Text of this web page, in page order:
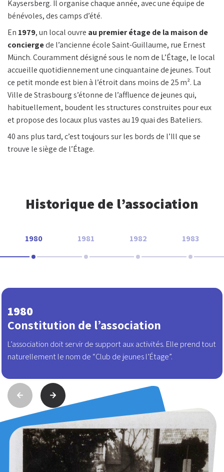
Kaysersberg. Il organise chaque année, avec une équipe de
bénévoles, des camps d’été.
En 1979, un local ouvre au premier étage de la maison de
conciergede l’ancienne école Saint-Guillaume, rue Ernest
Münch. Couramment désigné sous le nom de L’Étage, le local
accueille quotidiennement une cinquantaine de jeunes. Tout
ce petit monde est bien à l’étroit dans moins de 25 m². La
Ville de Strasbourg s’étonne de l’affluence de jeunes qui,
habituellement, boudent les structures construites pour eux
et propose des locaux plus vastes au 19 quai des Bateliers.
40 ans plus tard, c’est toujours sur les bords de l’Ill que se
trouve le siège de l’Étage.
Historique de l’association
1980 1981 1982 1983
1980
Constitution de l’association
L’association doit servir de support aux activités. Elle prend tout
naturellement le nom de “Club de jeunes l’Étage”.